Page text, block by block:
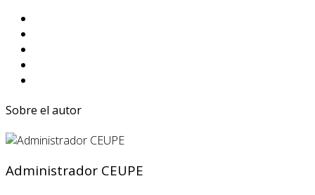
Sobre el autor
Administrador CEUPE